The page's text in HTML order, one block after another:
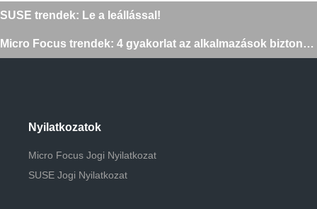
Bejegyzés
navigáció
SUSE trendek: Le a leállással!
Micro Focus trendek: 4 gyakorlat az alkalmazások biztonságának fejlesztésére
Nyilatkozatok
Micro Focus Jogi Nyilatkozat
SUSE Jogi Nyilatkozat